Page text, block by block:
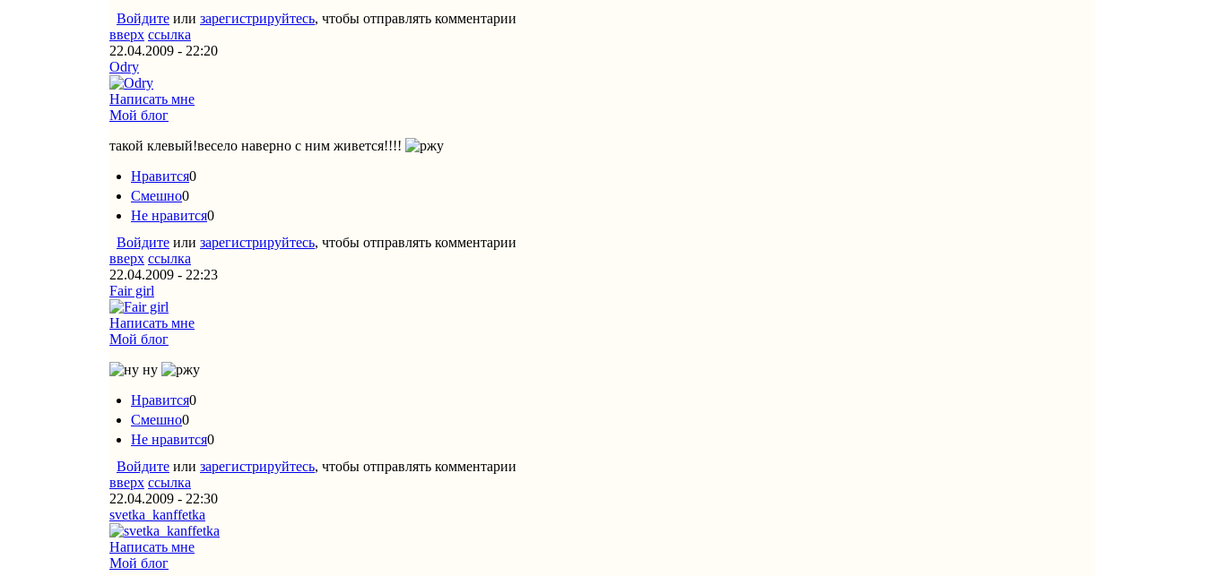
Войдите или зарегистрируйтесь, чтобы отправлять комментарии
вверх ссылка
22.04.2009 - 22:20
Odry
Написать мне
Мой блог
такой клевый!весело наверно с ним живется!!!!
Нравится0
Смешно0
Не нравится0
Войдите или зарегистрируйтесь, чтобы отправлять комментарии
вверх ссылка
22.04.2009 - 22:23
Fair girl
Написать мне
Мой блог
Нравится0
Смешно0
Не нравится0
Войдите или зарегистрируйтесь, чтобы отправлять комментарии
вверх ссылка
22.04.2009 - 22:30
svetka_kanffetka
Написать мне
Мой блог